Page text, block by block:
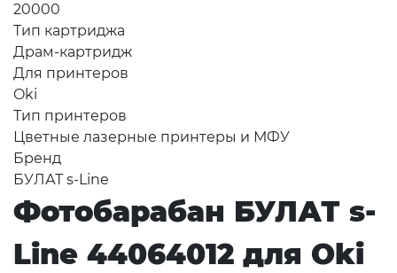
20000
Тип картриджа
Драм-картридж
Для принтеров
Oki
Тип принтеров
Цветные лазерные принтеры и МФУ
Бренд
БУЛАТ s-Line
Фотобарабан БУЛАТ s-
Line 44064012 для Oki